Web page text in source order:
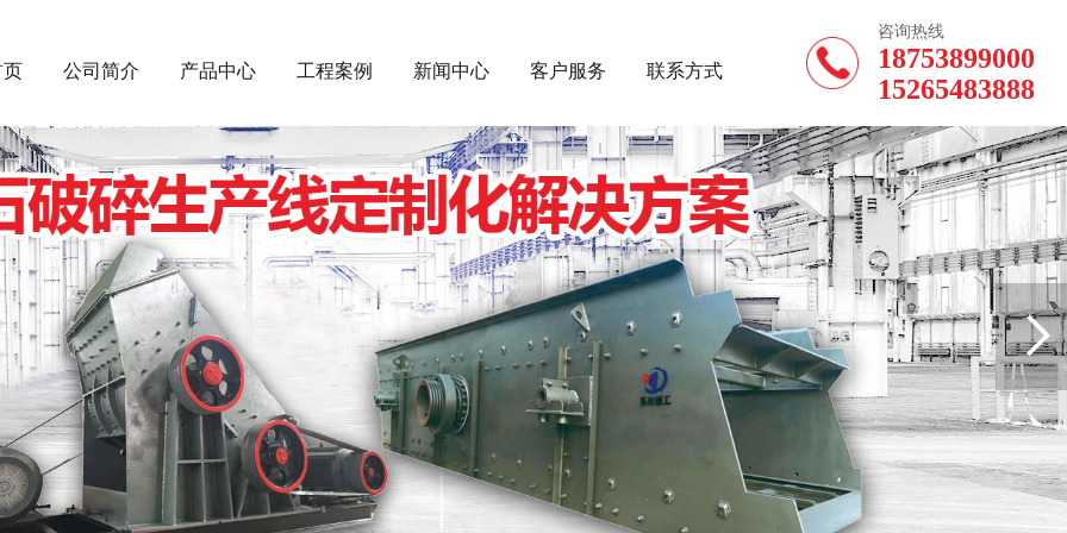
咨询热线
18753899000
15265483888
页 公司简介 产品中心 工程案例 新闻中心 客户服务 联系方式